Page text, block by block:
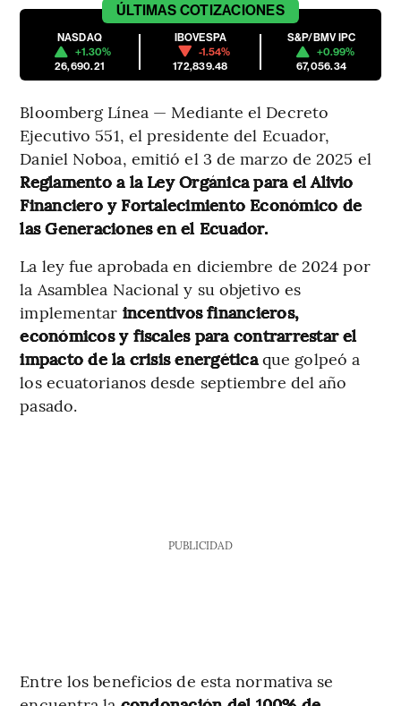
ÚLTIMAS COTIZACIONES
NASDAQ
+1.30%
26,690.21
IBOVESPA
-1.54%
172,839.48
S&P/BMV IPC
+0.99%
67,056.34
Bloomberg Línea — Mediante el Decreto
Ejecutivo 551, el presidente del Ecuador,
Daniel Noboa, emitió el 3 de marzo de 2025 el
Reglamento a la Ley Orgánica para el Alivio
Financiero y Fortalecimiento Económico de
las Generaciones en el Ecuador.
La ley fue aprobada en diciembre de 2024 por
la Asamblea Nacional y su objetivo es
implementar incentivos financieros,
económicos y fiscales para contrarrestar el
impacto de la crisis energéticaque golpeó a
los ecuatorianos desde septiembre del año
pasado.
PUBLICIDAD
Entre los beneficios de esta normativa se